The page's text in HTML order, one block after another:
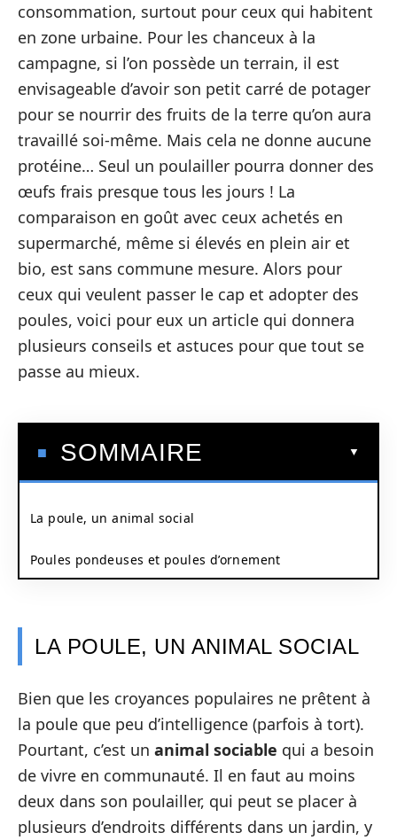
consommation, surtout pour ceux qui habitent
en zone urbaine. Pour les chanceux à la
campagne, si l’on possède un terrain, il est
envisageable d’avoir son petit carré de potager
pour se nourrir des fruits de la terre qu’on aura
travaillé soi-même. Mais cela ne donne aucune
protéine… Seul un poulailler pourra donner des
œufs frais presque tous les jours ! La
comparaison en goût avec ceux achetés en
supermarché, même si élevés en plein air et
bio, est sans commune mesure. Alors pour
ceux qui veulent passer le cap et adopter des
poules, voici pour eux un article qui donnera
plusieurs conseils et astuces pour que tout se
passe au mieux.
SOMMAIRE
La poule, un animal social
Poules pondeuses et poules d’ornement
LA POULE, UN ANIMAL SOCIAL
Bien que les croyances populaires ne prêtent à
la poule que peu d’intelligence (parfois à tort).
Pourtant, c’est un animal sociable qui a besoin
de vivre en communauté. Il en faut au moins
deux dans son poulailler, qui peut se placer à
plusieurs d’endroits différents dans un jardin, y